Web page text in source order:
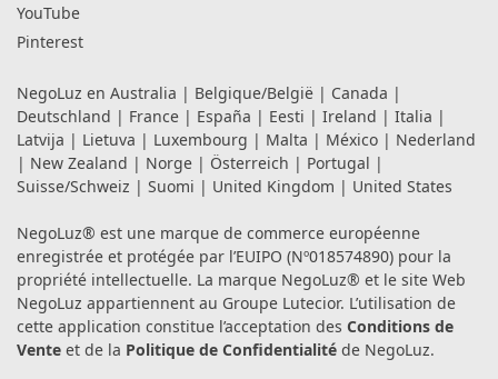
YouTube
Pinterest
NegoLuz en Australia | Belgique/België | Canada |
Deutschland | France | España | Eesti | Ireland | Italia |
Latvija | Lietuva | Luxembourg | Malta | México | Nederland
| New Zealand | Norge | Österreich | Portugal |
Suisse/Schweiz | Suomi | United Kingdom | United States
NegoLuz® est une marque de commerce européenne
enregistrée et protégée par l’EUIPO (Nº018574890) pour la
propriété intellectuelle. La marque NegoLuz® et le site Web
NegoLuz appartiennent au Groupe Lutecior. L’utilisation de
cette application constitue l’acceptation des Conditions de
Vente et de la Politique de Confidentialité de NegoLuz.